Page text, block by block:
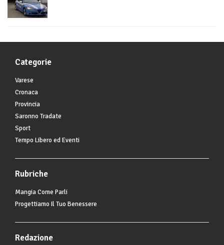
Categorie
Varese
Cronaca
Provincia
Saronno Tradate
Sport
Tempo Libero ed Eventi
Rubriche
Mangia Come Parli
Progettiamo Il Tuo Benessere
Redazione